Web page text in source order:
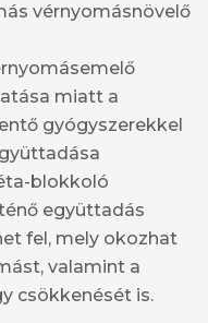
vérnyomásnövelő
miatt a
gyógyszerekkel
blokkoló
együttadás
fel, mely okozhat
valamint a
csökkenését is.